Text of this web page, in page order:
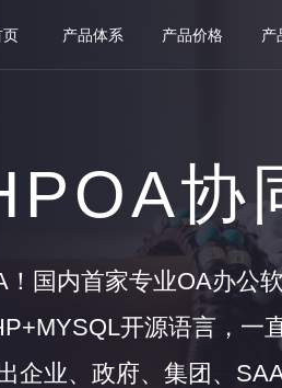
页 产品体系 产品价格 产
协
！国内首家专业OA办公
开源语言，一
企业、政府、集团、